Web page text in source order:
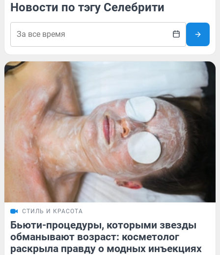
Новости по тэгу Селебрити
СТИЛЬ И КРАСОТА
Бьюти-процедуры, которыми звезды
обманывают возраст: косметолог
раскрыла правду о модных инъекциях